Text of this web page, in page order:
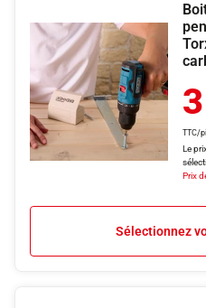
TTC/
Le
Prix
Sélectionnez